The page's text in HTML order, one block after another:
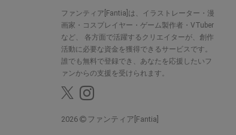
ファンティア[Fantia]は、イラストレーター・漫
画家・コスプレイヤー・ゲーム製作者・VTuber
など、 各方面で活躍するクリエイターが、創作
活動に必要な資金を獲得できるサービスです。
誰でも無料で登録でき、あなたを応援したいフ
ァンからの支援を受けられます。
2026 ファンティア[Fantia]